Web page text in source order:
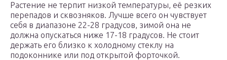
Растение не терпит низкой температуры, её резких
перепадов и сквозняков. Лучше всего он чувствует
себя в диапазоне 22-28 градусов, зимой она не
должна опускаться ниже 17-18 градусов. Не стоит
держать его близко к холодному стеклу на
подоконнике или под открытой форточкой.